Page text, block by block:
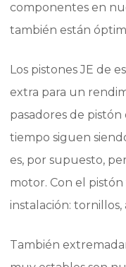
componentes en
también están
Los pistones JE de
extra para un
pasadores de
tiempo siguen
es, por supuesto,
motor. Con el
instalación: tornillos,
También